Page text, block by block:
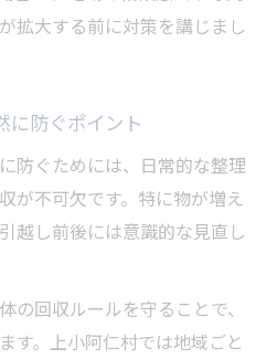
拡大する前に対策を講じまし
に防ぐポイント
防ぐためには、日常的な整理
が不可欠です。特に物が増え
越し前後には意識的な見直し
の回収ルールを守ることで、
す。上小阿仁村では地域ごと